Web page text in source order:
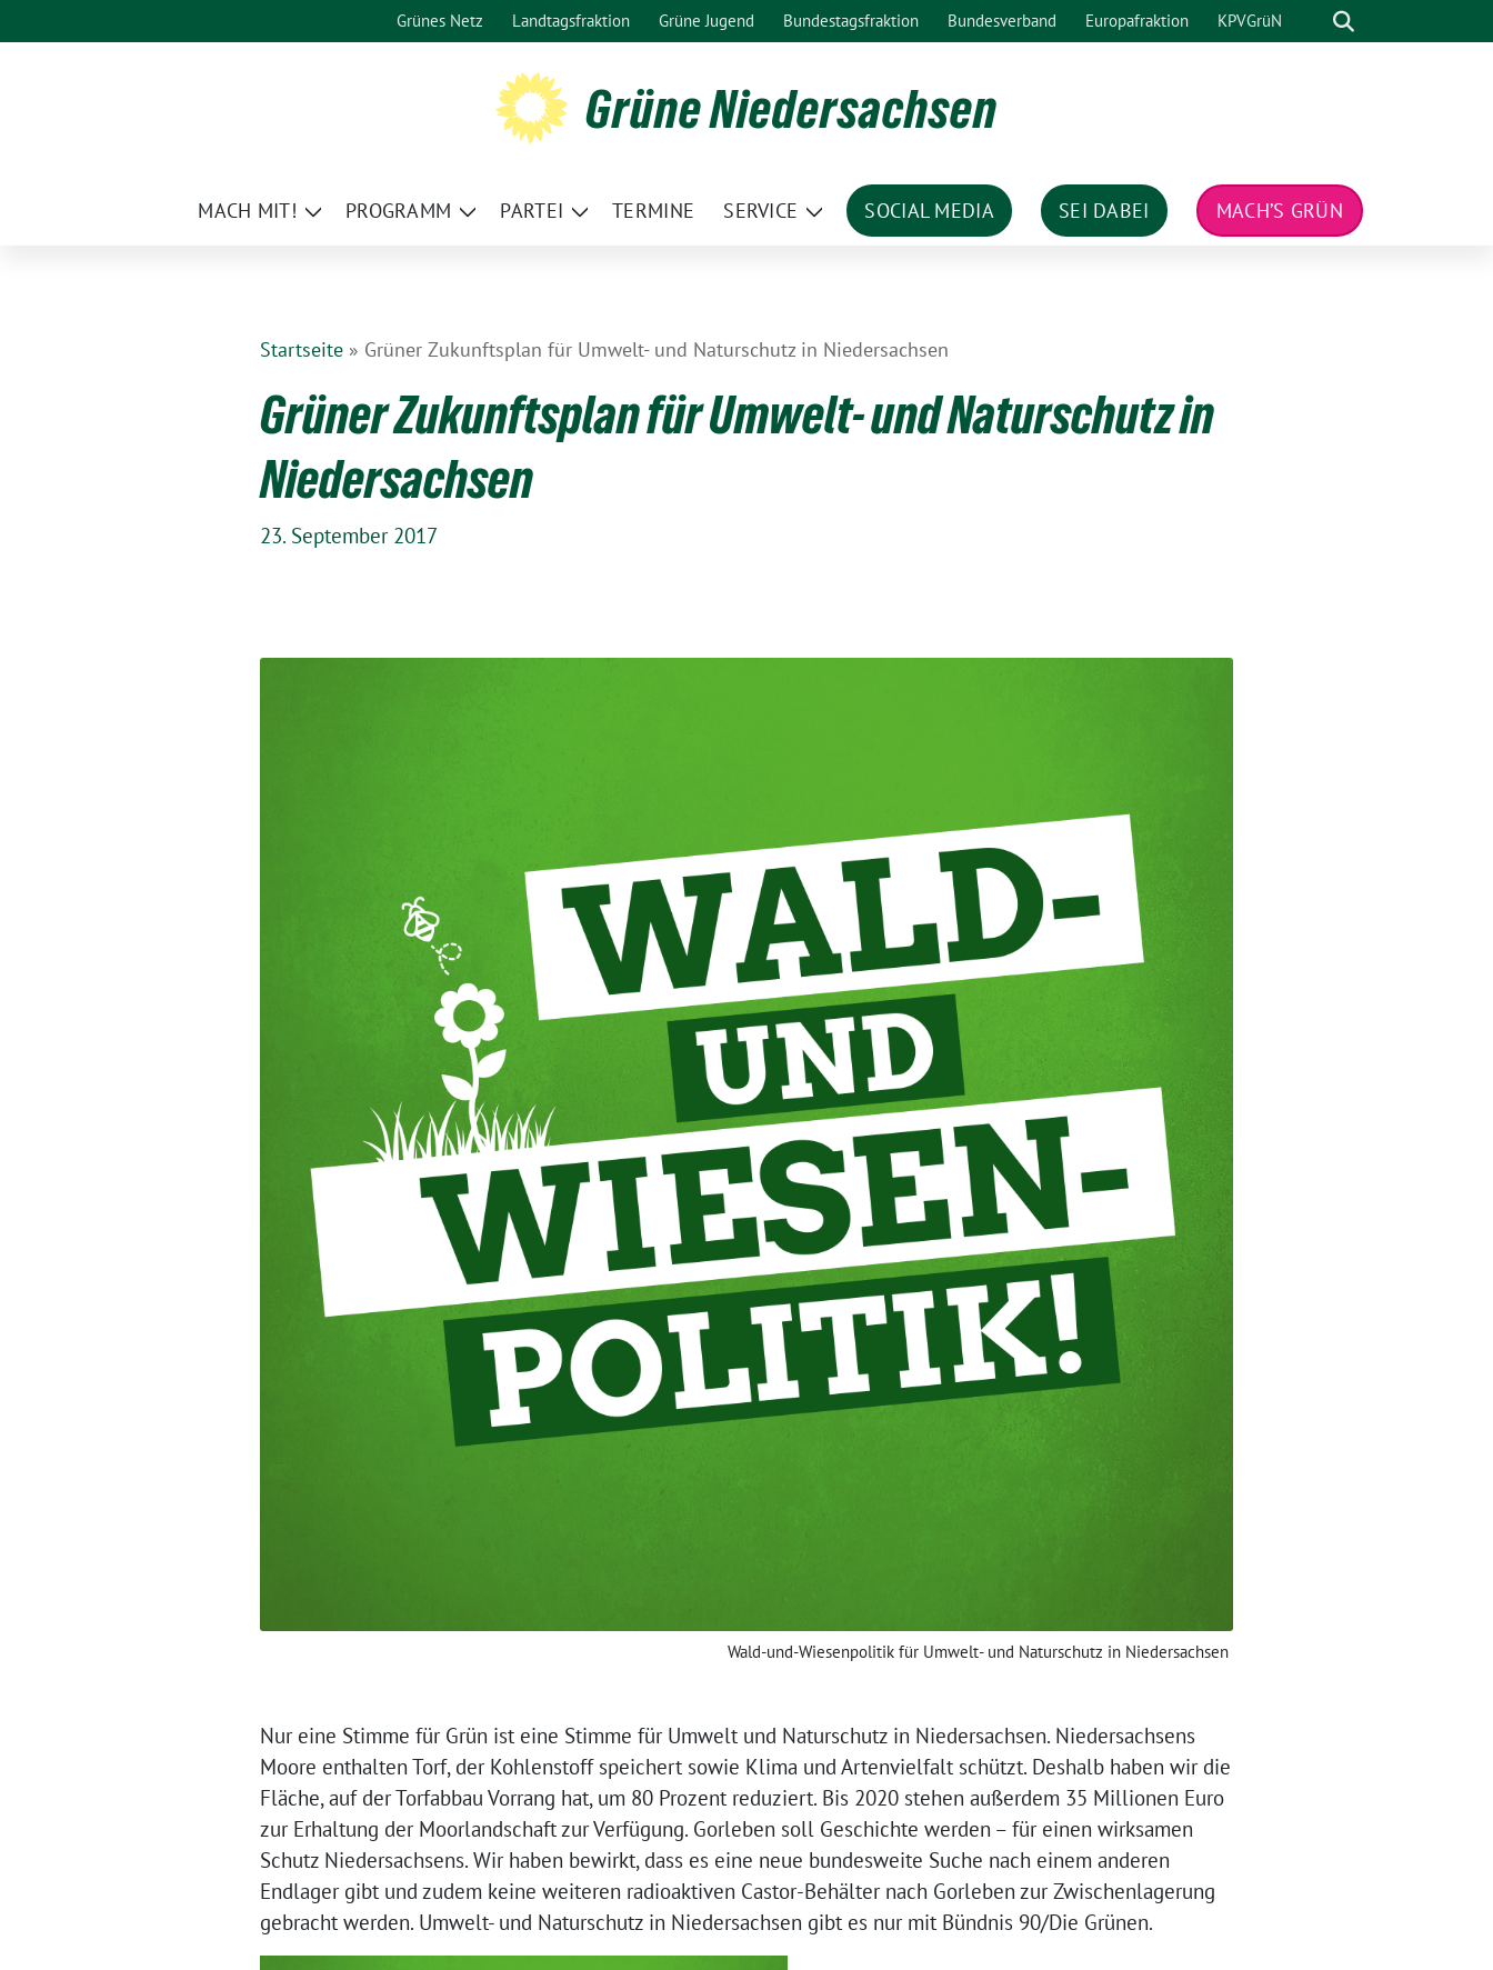
zum
Grünes Netz Landtagsfraktion Grüne Jugend Bundestagsfraktion Bundesverband Europafraktion KPVGrüN Suche
Grüne Niedersachsen
MACH MIT!
Zeige
PROGRAMM
Zeige
PARTEI
Zeige
TERMINE SERVICE
Zeige
SOCIAL MEDIA SEI DABEI MACH’S GRÜN
Startseite » Grüner Zukunftsplan für Umwelt- und Naturschutz in Niedersachsen
Grüner Zukunftsplan für Umwelt- und Naturschutz in
Niedersachsen
23. September 2017
Wald-und-Wiesenpolitik für Umwelt- und Naturschutz in Niedersachsen
Nur eine Stimme für Grün ist eine Stimme für Umwelt und Naturschutz in Niedersachsen. Niedersachsens
Moore enthalten Torf, der Kohlenstoff speichert sowie Klima und Artenvielfalt schützt. Deshalb haben wir die
Fläche, auf der Torfabbau Vorrang hat, um 80 Prozent reduziert. Bis 2020 stehen außerdem 35 Millionen Euro
zur Erhaltung der Moorlandschaft zur Verfügung. Gorleben soll Geschichte werden – für einen wirksamen
Schutz Niedersachsens. Wir haben bewirkt, dass es eine neue bundesweite Suche nach einem anderen
Endlager gibt und zudem keine weiteren radioaktiven Castor-Behälter nach Gorleben zur Zwischenlagerung
gebracht werden. Umwelt- und Naturschutz in Niedersachsen gibt es nur mit Bündnis 90/Die Grünen.